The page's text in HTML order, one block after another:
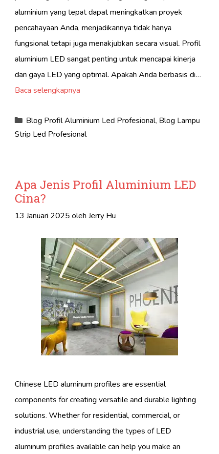
aluminium yang tepat dapat meningkatkan proyek
pencahayaan Anda, menjadikannya tidak hanya
fungsional tetapi juga menakjubkan secara visual. Profil
aluminium LED sangat penting untuk mencapai kinerja
dan gaya LED yang optimal. Apakah Anda berbasis di…
Baca selengkapnya
Kategori
Blog Profil Aluminium Led Profesional, Blog Lampu
Strip Led Profesional
Apa Jenis Profil Aluminium LED
Cina?
13 Januari 2025 oleh Jerry Hu
Chinese LED aluminum profiles are essential
components for creating versatile and durable lighting
solutions. Whether for residential, commercial, or
industrial use, understanding the types of LED
aluminum profiles available can help you make an